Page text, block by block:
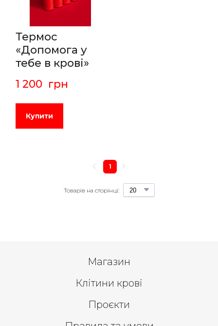
Термос
«Допомога у
тебе в крові»
1 200  грн
Купити
Товарів на сторінці:
1
Магазин
Клітини крові
Проєкти